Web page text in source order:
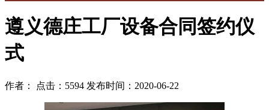
遵义德庄工厂设备合同签约仪
式
作者： 点击：5594 发布时间：2020-06-22